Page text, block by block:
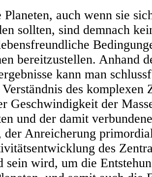
auch wenn sie
sollten, sind demnach
bereitzustellen. Anhand
kann man
des komplexen
Geschwindigkeit der
und der damit
der Anreicherung
des
sein wird, um die